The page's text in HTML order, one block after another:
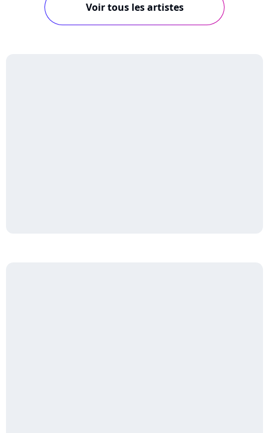
Voir tous les artistes